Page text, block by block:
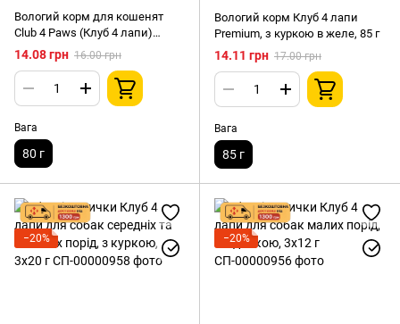
Вологий корм для кошенят
Club 4 Paws (Клуб 4 лапи)
Premium з лососем у соусі, 80 г
14.08 грн 16.00 грн
Вага
80 г
Вологий корм Клуб 4 лапи
Premium, з куркою в желе, 85 г
14.11 грн 17.00 грн
Вага
85 г
−20% −20%